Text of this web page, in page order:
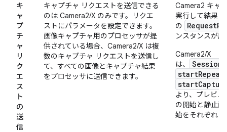
キ
ャ
プ
チ
ャ
リ
ク
エ
ス
ト
の
送
信
キャプチャ リクエストを送信できる
のは Camera2/X のみです。リクエ
ストにパラメータを設定できます。
画像キャプチャ用のプロセッサが提
供されている場合、Camera2/X は複
数のキャプチャ リクエストを送信し
て、すべての画像とキャプチャ結果
をプロセッサに送信できます。
Camera2 キャ
実行して結果
の
Request
ンスタンスが
Camera2/X
は、
より、プレビ
の開始と静止
始をそれぞれ